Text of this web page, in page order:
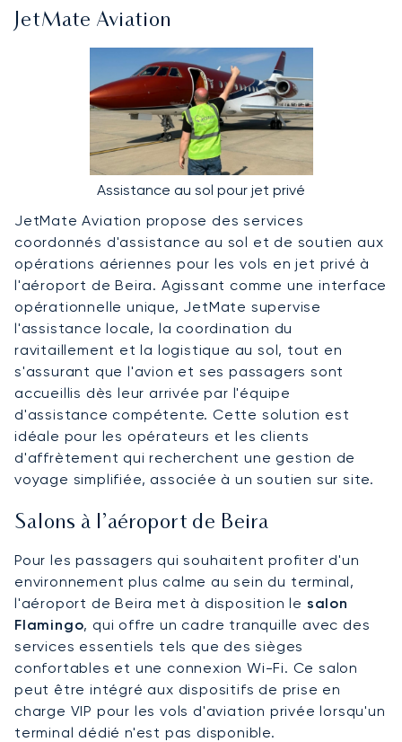
JetMate Aviation
Assistance au sol pour jet privé
JetMate Aviation propose des services
coordonnés d'assistance au sol et de soutien aux
opérations aériennes pour les vols en jet privé à
l'aéroport de Beira. Agissant comme une interface
opérationnelle unique, JetMate supervise
l'assistance locale, la coordination du
ravitaillement et la logistique au sol, tout en
s'assurant que l'avion et ses passagers sont
accueillis dès leur arrivée par l'équipe
d'assistance compétente. Cette solution est
idéale pour les opérateurs et les clients
d'affrètement qui recherchent une gestion de
voyage simplifiée, associée à un soutien sur site.
Salons à l’aéroport de Beira
Pour les passagers qui souhaitent profiter d'un
environnement plus calme au sein du terminal,
l'aéroport de Beira met à disposition le salon
Flamingo, qui offre un cadre tranquille avec des
services essentiels tels que des sièges
confortables et une connexion Wi-Fi. Ce salon
peut être intégré aux dispositifs de prise en
charge VIP pour les vols d'aviation privée lorsqu'un
terminal dédié n'est pas disponible.